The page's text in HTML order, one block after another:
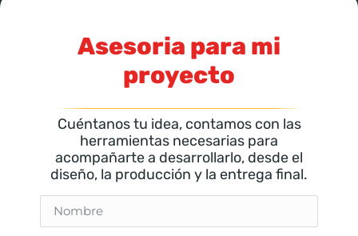
Asesoria para mi
proyecto
Cuéntanos tu idea, contamos con las
herramientas necesarias para
acompañarte a desarrollarlo, desde el
diseño, la producción y la entrega final.